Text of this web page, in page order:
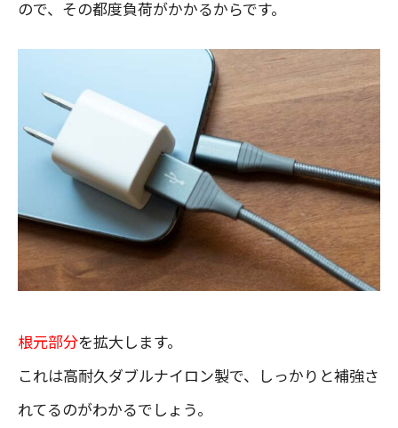
ので、その都度負荷がかかるからです。
根元部分を拡大します。
これは高耐久ダブルナイロン製で、しっかりと補強さ
れてるのがわかるでしょう。